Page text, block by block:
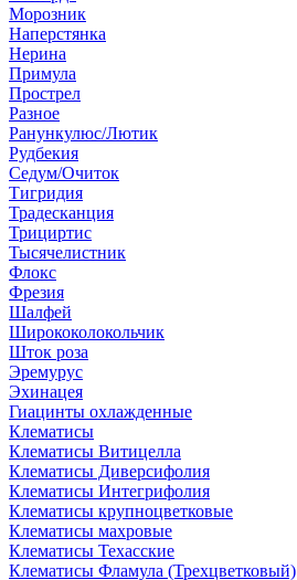
Морозник
Наперстянка
Нерина
Примула
Прострел
Разное
Ранункулюс/Лютик
Рудбекия
Седум/Очиток
Тигридия
Традесканция
Трициртис
Тысячелистник
Флокс
Фрезия
Шалфей
Ширококолокольчик
Шток роза
Эремурус
Эхинацея
Гиацинты охлажденные
Клематисы
Клематисы Витицелла
Клематисы Диверсифолия
Клематисы Интегрифолия
Клематисы крупноцветковые
Клематисы махровые
Клематисы Техасские
Клематисы Фламула (Трехцветковый)